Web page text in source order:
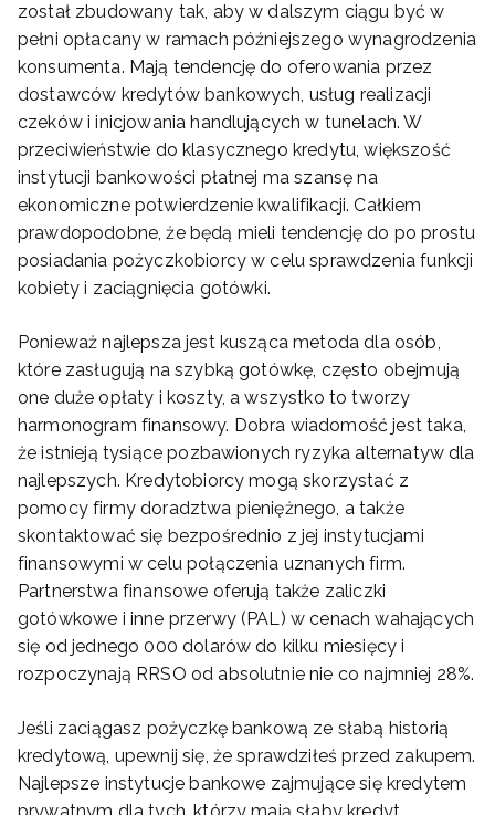
został zbudowany tak, aby w dalszym ciągu być w
pełni opłacany w ramach późniejszego wynagrodzenia
konsumenta. Mają tendencję do oferowania przez
dostawców kredytów bankowych, usług realizacji
czeków i inicjowania handlujących w tunelach. W
przeciwieństwie do klasycznego kredytu, większość
instytucji bankowości płatnej ma szansę na
ekonomiczne potwierdzenie kwalifikacji.Całkiem
prawdopodobne, że będą mieli tendencję do po prostu
posiadania pożyczkobiorcy w celu sprawdzenia funkcji
kobiety i zaciągnięcia gotówki.
Ponieważ najlepsza jest kusząca metoda dla osób,
które zasługują na szybką gotówkę, często obejmują
one duże opłaty i koszty, a wszystko to tworzy
harmonogram finansowy. Dobra wiadomość jest taka,
że ​​istnieją tysiące pozbawionych ryzyka alternatyw dla
najlepszych. Kredytobiorcy mogą skorzystać z
pomocy firmy doradztwa pieniężnego, a także
skontaktować się bezpośrednio z jej instytucjami
finansowymi w celu połączenia uznanych firm.
Partnerstwa finansowe oferują także zaliczki
gotówkowe i inne przerwy (PAL) w cenach wahających
się od jednego 000 dolarów do kilku miesięcy i
rozpoczynają RRSO od absolutnie nie co najmniej 28%.
Jeśli zaciągasz pożyczkę bankową ze słabą historią
kredytową, upewnij się, że sprawdziłeś przed zakupem.
Najlepsze instytucje bankowe zajmujące się kredytem